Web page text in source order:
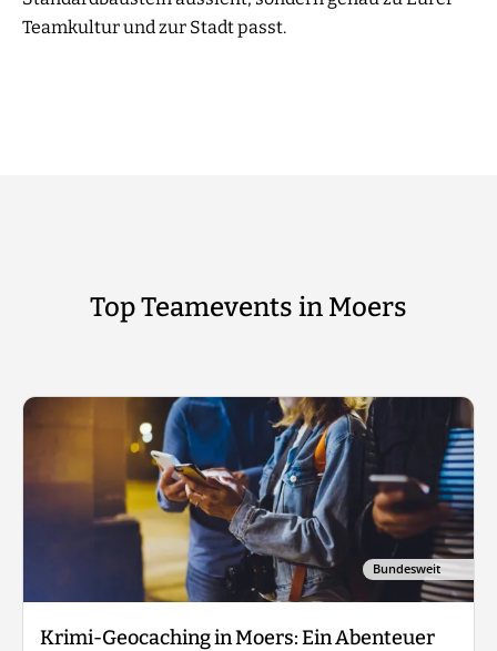
Teamkultur und zur Stadt passt.
Top Teamevents in Moers
Bundesweit
Krimi-Geocaching in Moers: Ein Abenteuer